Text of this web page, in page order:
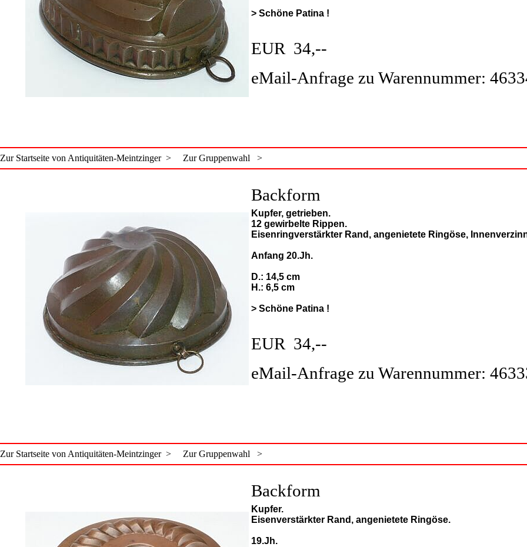
> Schöne Patina !
EUR 34,--
eMail-Anfrage zu Warennummer:
Zur Startseite von Antiquitäten-Meintzinger > Zur Gruppenwahl >
Backform
Kupfer, getrieben.
12 gewirbelte Rippen.
Eisenringverstärkter Rand, angenietete Ringöse,
Anfang 20.Jh.
D.: 14,5 cm
H.: 6,5 cm
> Schöne Patina !
EUR 34,--
eMail-Anfrage zu Warennummer:
Zur Startseite von Antiquitäten-Meintzinger > Zur Gruppenwahl >
Backform
Kupfer.
Eisenverstärkter Rand, angenietete Ringöse.
19.Jh.